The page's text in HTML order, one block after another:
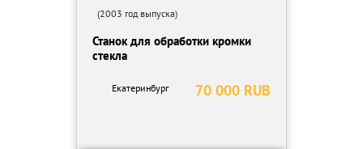
(2003 год выпуска)
Станок для обработки кромки
стекла
70 000 RUB
Екатеринбург